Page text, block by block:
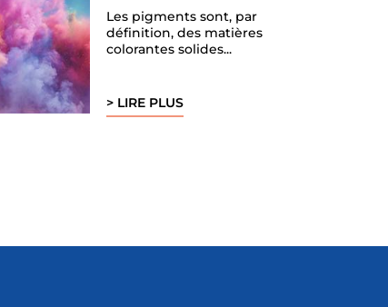
Les pigments sont, par
définition, des matières
colorantes solides...
> LIRE PLUS